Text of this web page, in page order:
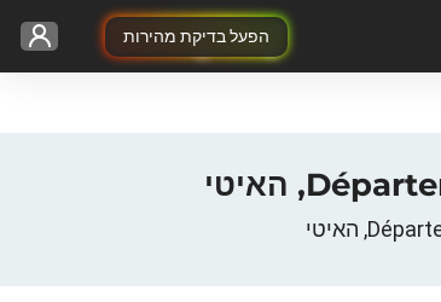
הפעל בדיקת מהירות